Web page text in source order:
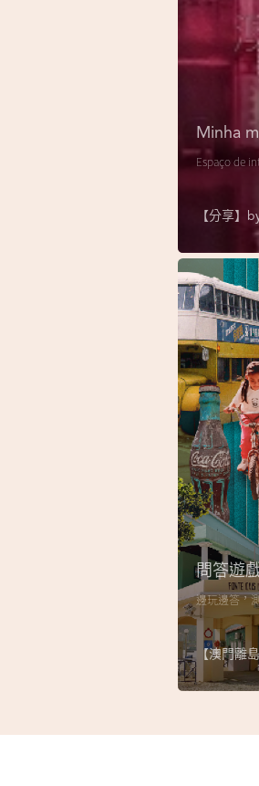
Minha
Espaço de
【分享】
問答遊
邊玩邊答，
【澳門離